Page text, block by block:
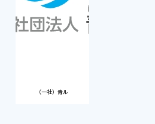
（一社）青ル